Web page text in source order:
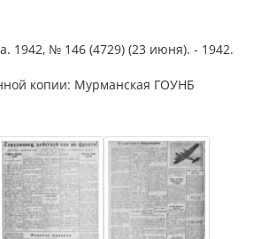
1942, № 146 (4729) (23 июня). - 1942.
копии: Мурманская ГОУНБ